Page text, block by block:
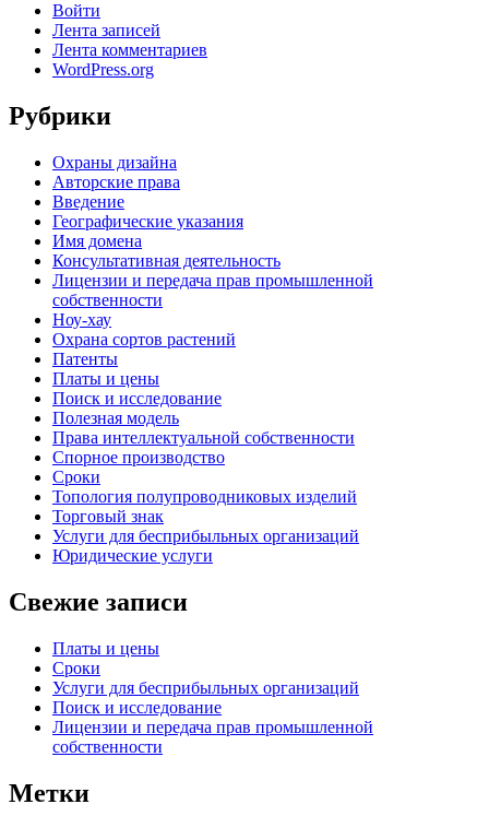
Войти
Лента записей
Лента комментариев
WordPress.org
Рубрики
Oхраны дизайна
Авторские права
Введение
Географические указания
Имя домена
Консультативная деятельность
Лицензии и передача прав промышленной
собственности
Ноу-хау
Охрана сортов растений
Патенты
Платы и цены
Поиск и исследование
Полезная модель
Права интеллектуальной собственности
Спорное производство
Сроки
Топология полупроводниковых изделий
Торговый знак
Услуги для беcприбыльных организаций
Юридические услуги
Свежие записи
Платы и цены
Сроки
Услуги для беcприбыльных организаций
Поиск и исследование
Лицензии и передача прав промышленной
собственности
Метки